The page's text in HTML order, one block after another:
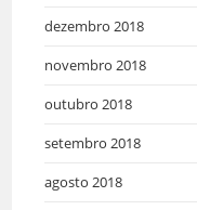
dezembro 2018
novembro 2018
outubro 2018
setembro 2018
agosto 2018